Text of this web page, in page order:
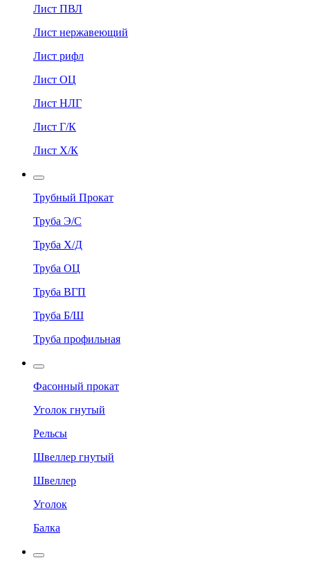
Лист ПВЛ
Лист нержавеющий
Лист рифл
Лист ОЦ
Лист НЛГ
Лист Г/К
Лист Х/К
Трубный Прокат
Труба Э/С
Труба Х/Д
Труба ОЦ
Труба ВГП
Труба Б/Ш
Труба профильная
Фасонный прокат
Уголок гнутый
Рельсы
Швеллер гнутый
Швеллер
Уголок
Балка